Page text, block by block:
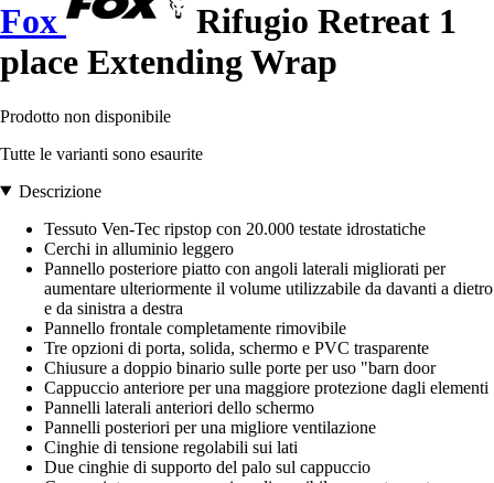
Fox
Rifugio Retreat 1
place Extending Wrap
Prodotto non disponibile
Tutte le varianti sono esaurite
Descrizione
Tessuto Ven-Tec ripstop con 20.000 testate idrostatiche
Cerchi in alluminio leggero
Pannello posteriore piatto con angoli laterali migliorati per
aumentare ulteriormente il volume utilizzabile da davanti a dietro
e da sinistra a destra
Pannello frontale completamente rimovibile
Tre opzioni di porta, solida, schermo e PVC trasparente
Chiusure a doppio binario sulle porte per uso "barn door
Cappuccio anteriore per una maggiore protezione dagli elementi
Pannelli laterali anteriori dello schermo
Pannelli posteriori per una migliore ventilazione
Cinghie di tensione regolabili sui lati
Due cinghie di supporto del palo sul cappuccio